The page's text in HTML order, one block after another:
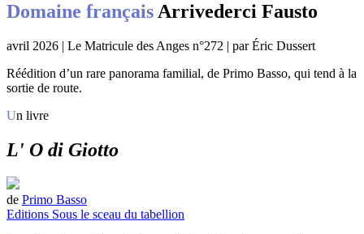
Domaine français Arrivederci Fausto
avril 2026 | Le Matricule des Anges n°272 | par Éric Dussert
Réédition d’un rare panorama familial, de Primo Basso, qui tend à la
sortie de route.
Un livre
L' O di Giotto
de Primo Basso
Editions Sous le sceau du tabellion